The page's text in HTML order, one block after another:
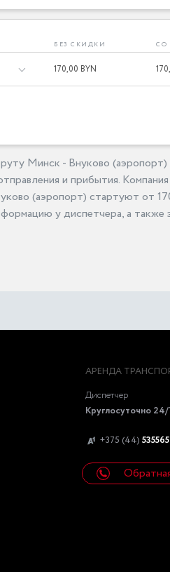
БЕЗ СКИДКИ СО
170,00 BYN 170,
Минск - Внуково
и прибытия.
(аэропорт) стартуют от
у диспетчера, а
АРЕНДА
Диспетчер
Круглосуточно
+375 (44)